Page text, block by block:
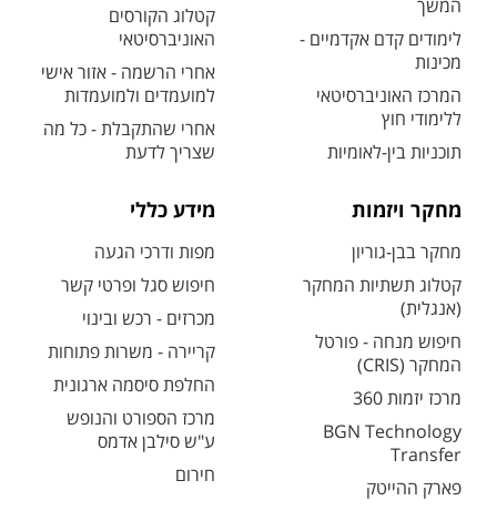
המשך
לימודים קדם אקדמיים -
מכינות
המרכז האוניברסיטאי
ללימודי חוץ
תוכניות בין-לאומיות
קטלוג הקורסים
האוניברסיטאי
אחרי הרשמה - אזור אישי
למועמדים ולמועמדות
אחרי שהתקבלת - כל מה
שצריך לדעת
מחקר ויזמות
מחקר בבן-גוריון
קטלוג תשתיות המחקר
(אנגלית)
חיפוש מנחה - פורטל
המחקר (CRIS)
מרכז יזמות 360
BGN Technology
Transfer
פארק ההייטק
מידע כללי
מפות ודרכי הגעה
חיפוש סגל ופרטי קשר
מכרזים - רכש ובינוי
קריירה - משרות פתוחות
החלפת סיסמה ארגונית
מרכז הספורט והנופש
ע"ש סילבן אדמס
חירום